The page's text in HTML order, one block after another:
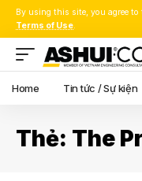
By using this site, you agree to
Terms of Use.
Home Tin tức / Sự kiện
Thẻ: The